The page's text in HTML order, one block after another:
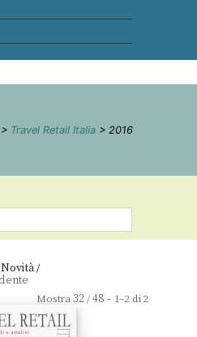
> Travel Retail Italia > 2016
Novità/
Mostra32/48– 1–2 di 2